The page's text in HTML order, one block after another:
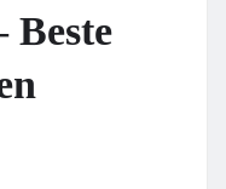
Beste